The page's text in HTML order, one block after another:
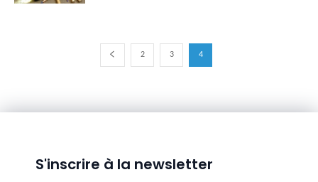
2 3 4
S'inscrire à la newsletter